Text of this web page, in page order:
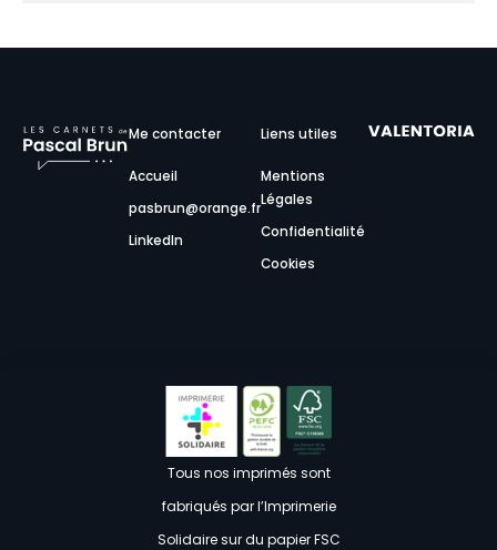
Me contacter
Accueil
pasbrun@orange.fr
LinkedIn
Liens utiles
Mentions
Légales
Confidentialité
Cookies
Tous nos imprimés sont
fabriqués par l’Imprimerie
Solidaire sur du papier FSC